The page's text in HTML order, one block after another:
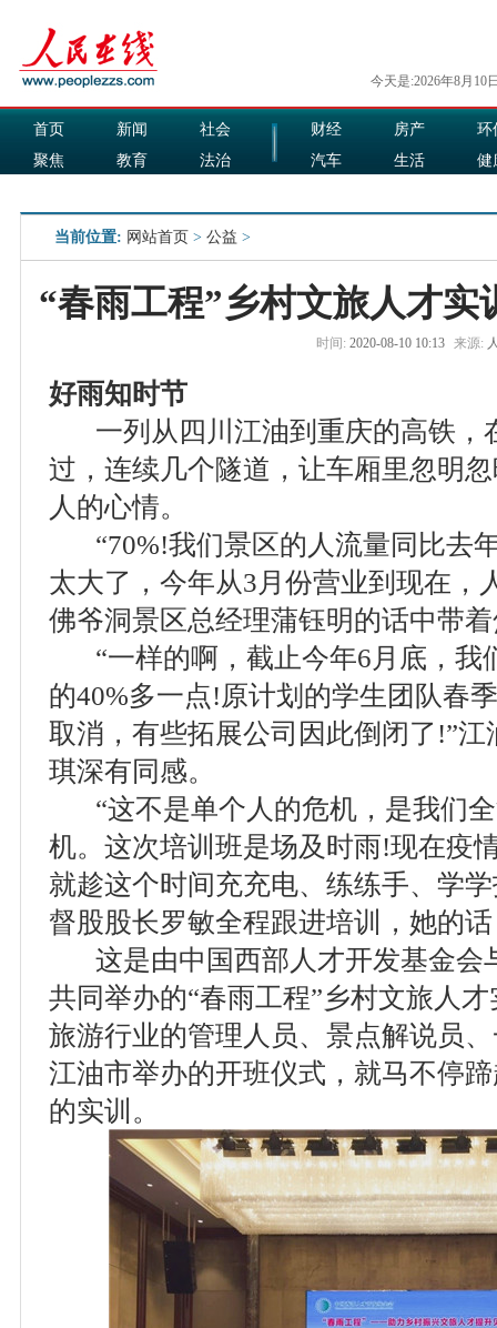
今天是:2026年8月10
首页 新闻
社会
聚焦
教育
法治
财经 房产
环
汽车
生活
健
当前位置: 网站首页 > 公益 >
“春雨工程”乡村文旅人才实
时间: 2020-08-10 10:13 来源:
好雨知时节
一列从四川江油到重庆的高铁，
过，连续几个隧道，让车厢里忽明
人的心情。
“70%!我们景区的人流量同比去
太大了，今年从3月份营业到现在，
佛爷洞景区总经理蒲钰明的话中带
“一样的啊，截止今年6月底，我
的40%多一点!原计划的学生团队春
取消，有些拓展公司因此倒闭了!”
琪深有同感。
“这不是单个人的危机，是我们全
机。这次培训班是场及时雨!现在疫
就趁这个时间充充电、练练手、学
督股股长罗敏全程跟进培训，她的
这是由中国西部人才开发基金会
共同举办的“春雨工程”乡村文旅人
旅游行业的管理人员、景点解说员
江油市举办的开班仪式，就马不停
的实训。